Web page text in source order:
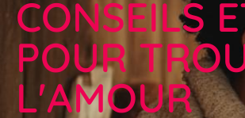
CONSEILS
POUR
L'AMOUR